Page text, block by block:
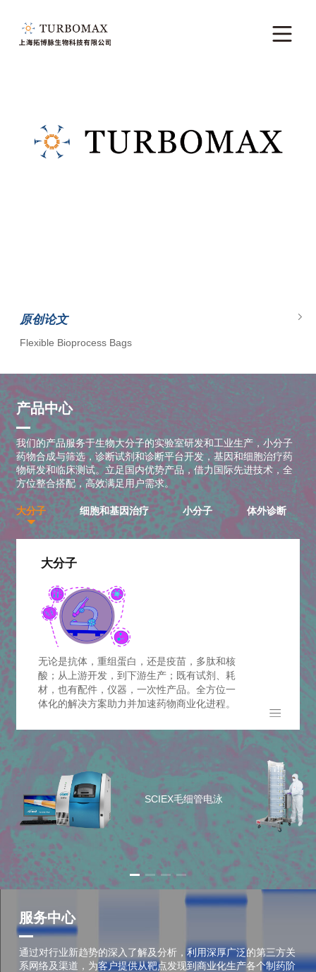
原创论文
Flexible Bioprocess Bags
原创论文
Empty Columns and Customized Columns
原创论文
scale-X固定床反应器：用于疫苗生产
拓博脉出席北大生科华东院职业培训中心揭牌仪式
公司动态
【邀请函】拓博脉诚邀您参加IVB国际疫苗&生物技术4.0论坛
原创论文
固定床生物反应器：使用MRC-5细胞在scale-X生物反应器中进行风疹疫苗的生产
原创论文
适用于病毒载体生产的可扩展、高性能一次性生物反应器技术
原创论文
Antibodies.com为您的科学研究提供完美的实验工具
原创论文
Mycoplasma Control in Bioprocessing
产品中心
我们的产品服务于生物大分子的实验室研发和工业生产，小分子
药物合成与筛选，诊断试剂和诊断平台开发，基因和细胞治疗药
物研发和临床测试。立足国内优势产品，借力国际先进技术，全
方位整合搭配，高效满足用户需求。
大分子 细胞和基因治疗 小分子 体外诊断
大分子
无论是抗体，重组蛋白，还是疫苗，多肽和核
酸；从上游开发，到下游生产；既有试剂、耗
材，也有配件，仪器，一次性产品。全方位一
体化的解决方案助力并加速药物商业化进程。
SCIEX毛细管电泳
服务中心
通过对行业新趋势的深入了解及分析，利用深厚广泛的第三方关
系网络及渠道，为客户提供从靶点发现到商业化生产各个制药阶